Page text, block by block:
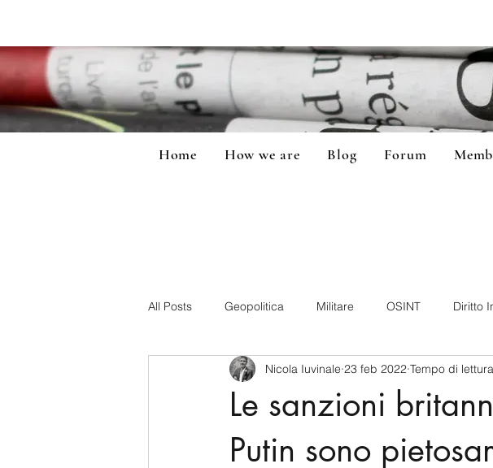
Home How we are Blog Forum
All Posts Geopolitica Militare OSINT Diritto
CyberSecurity Information Tecnology America-
USA
Le sanzioni
Putin sono
Nicola Iuvinale 23 feb 2022 Tempo di